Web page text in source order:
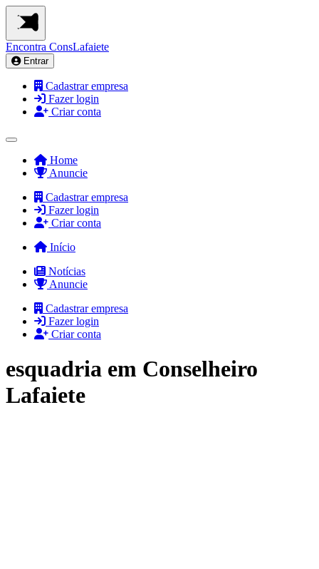
Encontra ConsLafaiete
Entrar
Cadastrar empresa
Fazer login
Criar conta
Home
Anuncie
Cadastrar empresa
Fazer login
Criar conta
Início
Notícias
Anuncie
Cadastrar empresa
Fazer login
Criar conta
esquadria em Conselheiro
Lafaiete